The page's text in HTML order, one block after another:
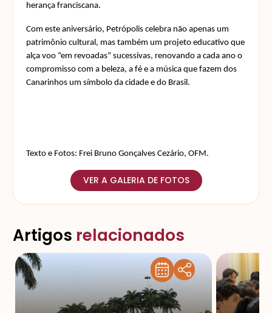
herança franciscana.
Com este aniversário, Petrópolis celebra não apenas um
patrimônio cultural, mas também um projeto educativo que
alça voo “em revoadas” sucessivas, renovando a cada ano o
compromisso com a beleza, a fé e a música que fazem dos
Canarinhos um símbolo da cidade e do Brasil.
Texto e Fotos: Frei Bruno Gonçalves Cezário, OFM.
VER A GALERIA DE FOTOS
Artigos relacionados